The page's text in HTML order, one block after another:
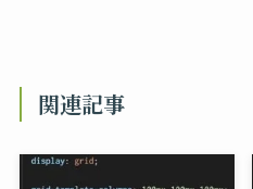
関連記事